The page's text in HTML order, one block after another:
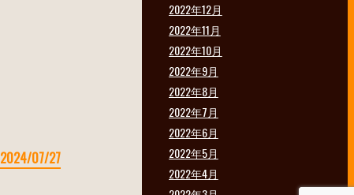
2024/07/27
2022年12月
2022年11月
2022年10月
2022年9月
2022年8月
2022年7月
2022年6月
2022年5月
2022年4月